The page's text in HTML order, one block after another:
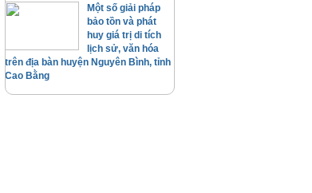
Một số giải pháp
bảo tồn và phát
huy giá trị di tích
lịch sử, văn hóa
trên địa bàn huyện Nguyên Bình, tỉnh
Cao Bằng